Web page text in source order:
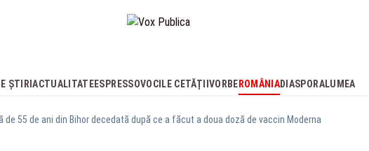
ȘTIRIACTUALITATEESPRESSOVOCILE CETĂȚII VORBE ROMÂNIADIASPORALUMEA
de 55 de ani din Bihor decedată după ce a făcut a doua doză de vaccin Moderna